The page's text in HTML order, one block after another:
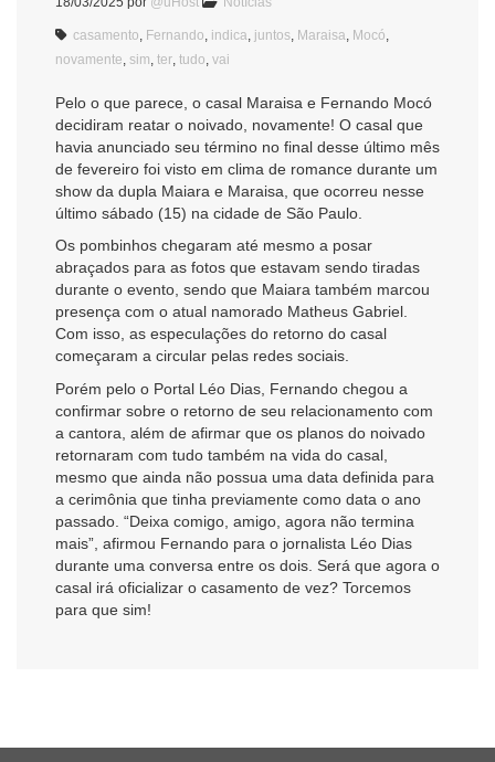
casamento Fernando indica juntos Maraisa Mocó
novamente sim ter tudo vai
Pelo o que parece, o casal Maraisa e Fernando Mocó
decidiram reatar o noivado, novamente! O casal que
havia anunciado seu término no final desse último mês
de fevereiro foi visto em clima de romance durante um
show da dupla Maiara e Maraisa, que ocorreu nesse
último sábado (15) na cidade de São Paulo.
Os pombinhos chegaram até mesmo a posar
abraçados para as fotos que estavam sendo tiradas
durante o evento, sendo que Maiara também marcou
presença com o atual namorado Matheus Gabriel.
Com isso, as especulações do retorno do casal
começaram a circular pelas redes sociais.
Porém pelo o Portal Léo Dias, Fernando chegou a
confirmar sobre o retorno de seu relacionamento com
a cantora, além de afirmar que os planos do noivado
retornaram com tudo também na vida do casal,
mesmo que ainda não possua uma data definida para
a cerimônia que tinha previamente como data o ano
passado. “Deixa comigo, amigo, agora não termina
mais”, afirmou Fernando para o jornalista Léo Dias
durante uma conversa entre os dois. Será que agora o
casal irá oficializar o casamento de vez? Torcemos
para que sim!